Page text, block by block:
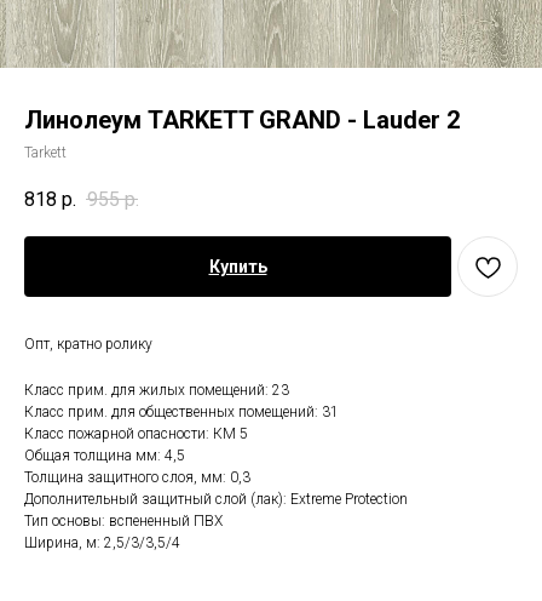
Линолеум TARKETT GRAND - Lauder 2
Tarkett
818 р. 955 р.
Купить
Опт, кратно ролику
Класс прим. для жилых помещений: 23
Класс прим. для общественных помещений: 31
Класс пожарной опасности: КМ 5
Общая толщина мм: 4,5
Толщина защитного слоя, мм: 0,3
Дополнительный защитный слой (лак): Extreme Protection
Тип основы: вспененный ПВХ
Ширина, м: 2,5/3/3,5/4